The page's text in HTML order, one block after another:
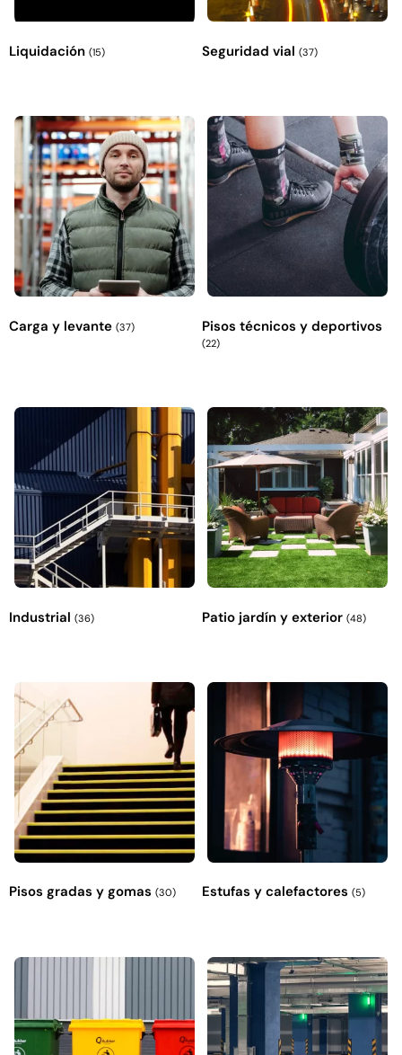
Liquidación (15) Seguridad vial (37)
Carga y levante (37) Pisos técnicos y deportivos
(22)
Industrial (36) Patio jardín y exterior (48)
Pisos gradas y gomas (30) Estufas y calefactores (5)